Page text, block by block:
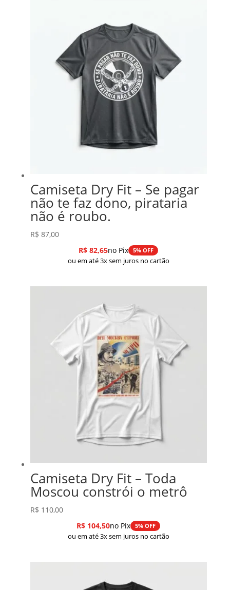
Camiseta Dry Fit – Se pagar
não te faz dono, pirataria
não é roubo.
R$ 87,00
R$ 82,65no Pix 5% OFF
ou em até 3x sem juros no cartão
Camiseta Dry Fit – Toda
Moscou constrói o metrô
R$ 110,00
R$ 104,50no Pix 5% OFF
ou em até 3x sem juros no cartão